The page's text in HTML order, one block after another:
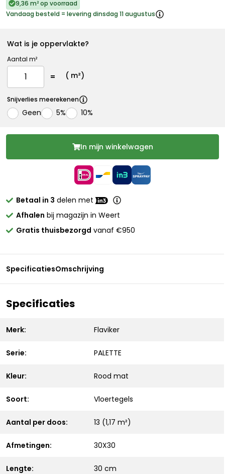
9,36 m² op voorraad
Vandaag besteld = levering dinsdag 11 augustus
Wat is je oppervlakte?
Aantal m²
( m²)
Snijverlies meerekenen
Geen 5% 10%
In mijn winkelwagen
Betaal in 3 delen met
Afhalen bij magazijn in Weert
Gratis thuisbezorgd vanaf €950
SpecificatiesOmschrijving
Specificaties
Merk: Flaviker
Serie: PALETTE
Kleur: Rood mat
Soort: Vloertegels
Aantal per doos: 13 (1,17 m²)
Afmetingen: 30X30
Lengte: 30 cm